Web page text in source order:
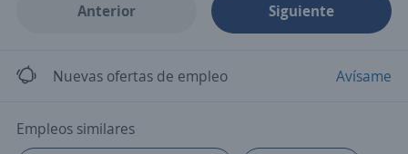
Anterior Siguiente
Nuevas ofertas de empleo Avísame
Empleos similares